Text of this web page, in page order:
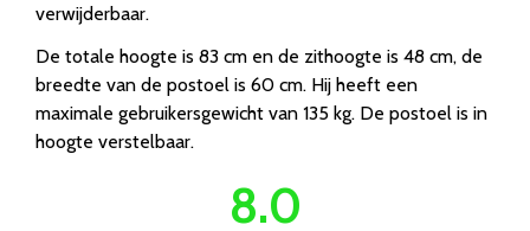
verwijderbaar.
De totale hoogte is 83 cm en de zithoogte is 48 cm, de
breedte van de postoel is 60 cm. Hij heeft een
maximale gebruikersgewicht van 135 kg. De postoel is in
hoogte verstelbaar.
8.0